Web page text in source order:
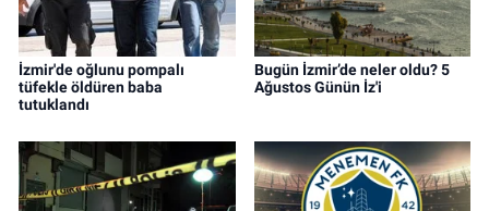
İzmir'de oğlunu pompalı
tüfekle öldüren baba
tutuklandı
Bugün İzmir’de neler oldu? 5
Ağustos Günün İz'i